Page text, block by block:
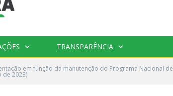
TRANSPARÊNCIA
em função da manutenção do Programa Nacional de
de 2023)